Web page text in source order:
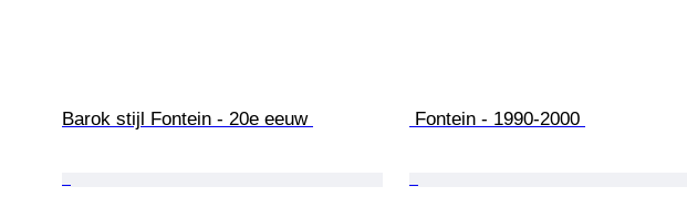
Barok stijl Fontein - 20e eeuw Fontein - 1990-2000